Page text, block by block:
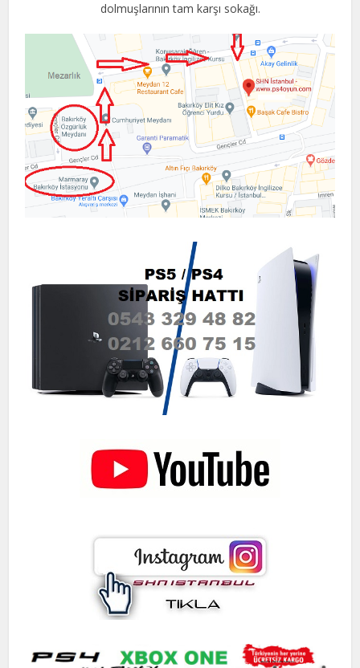
dolmuşlarının tam karşı sokağı.